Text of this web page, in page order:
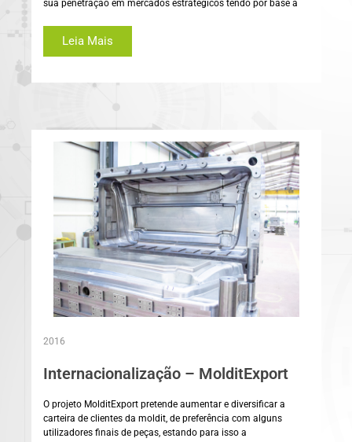
sua penetração em mercados estratégicos tendo por base a
Leia Mais
2016
Internacionalização – MolditExport
O projeto MolditExport pretende aumentar e diversificar a
carteira de clientes da moldit, de preferência com alguns
utilizadores finais de peças, estando para isso a